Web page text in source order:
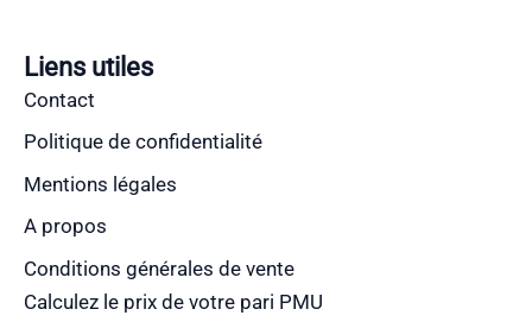
Liens utiles
Contact
Politique de confidentialité
Mentions légales
A propos
Conditions générales de vente
Calculez le prix de votre pari PMU